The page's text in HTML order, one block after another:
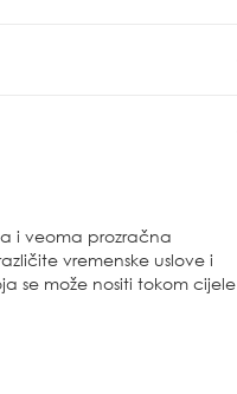
i veoma prozračna
vremenske uslove i
se može nositi tokom cijele